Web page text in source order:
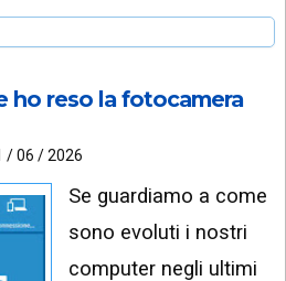
ho reso la fotocamera
/ 06 / 2026
Se guardiamo a come
sono evoluti i nostri
computer negli ultimi